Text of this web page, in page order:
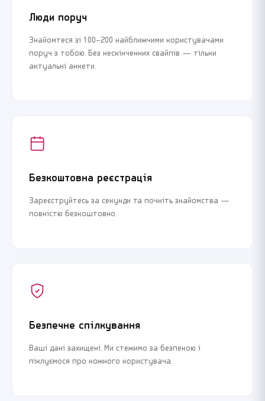
Люди поруч
Знайомтеся зі 100–200 найближчими користувачами
поруч з тобою. Без нескінченних свайпів — тільки
актуальні анкети.
Безкоштовна реєстрація
Зареєструйтесь за секунди та почніть знайомства —
повністю безкоштовно.
Безпечне спілкування
Ваші дані захищені. Ми стежимо за безпекою і
піклуємося про кожного користувача.